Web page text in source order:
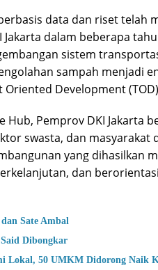
data dan riset telah
dalam beberapa
sistem
sampah menjadi
Development
Hub, Pemprov DKI Jakarta
swasta, dan masyarakat
yang dihasilkan
dan
Sate Ambal
Dibongkar
Lokal, 50 UMKM Didorong Naik